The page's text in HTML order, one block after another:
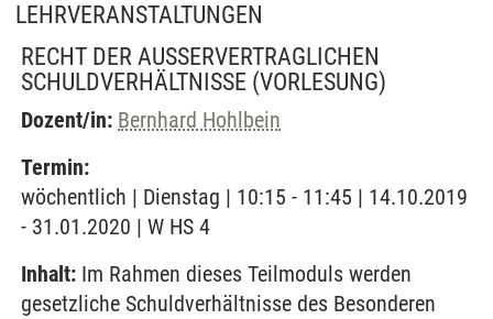
LEHRVERANSTALTUNGEN
RECHT DER AUSSERVERTRAGLICHEN S
CHULDVERHÄLTNISSE
(VORLESUNG)
Dozent/in: Bernhard Hohlbein
Termin:
wöchentlich | Dienstag | 10:15 - 11:45 | 14.10.2019
- 31.01.2020 | W HS 4
Inhalt: Im Rahmen dieses Teilmoduls werden
gesetzliche Schuldverhältnisse des Besonderen